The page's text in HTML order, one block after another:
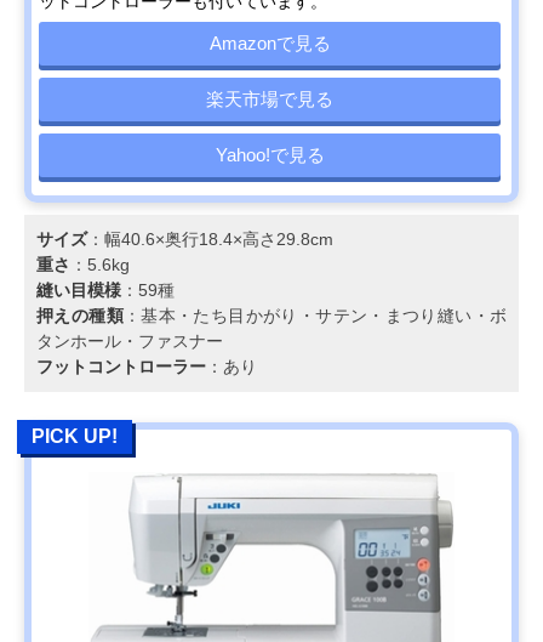
Amazonで見る
楽天市場で見る
Yahoo!で見る
サイズ：幅40.6×奥行18.4×高さ29.8cm
重さ ：5.6kg
縫い目模様 ：59種
押えの種類：基本・たち目かがり・サテン・まつり縫い・ボ
タンホール・ファスナー
フットコントローラー ：あり
PICK UP!